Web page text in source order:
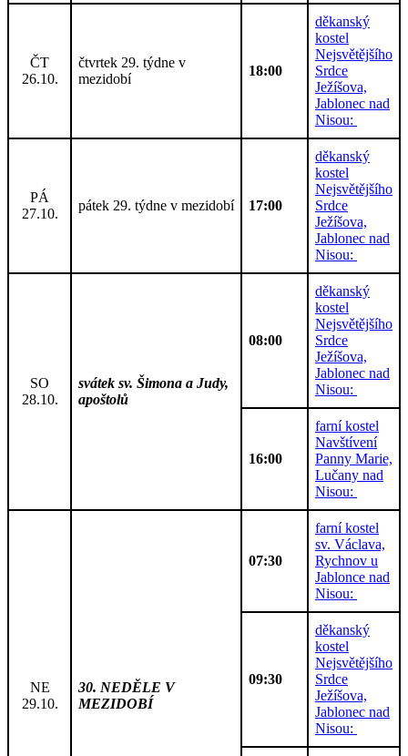
ČT
26.10.
čtvrtek 29. týdne v
mezidobí
18:00
děkanský
kostel
Nejsvětějšího
Srdce
Ježíšova,
Jablonec nad
Nisou:
PÁ
27.10.
pátek 29. týdne v mezidobí 17:00
děkanský
kostel
Nejsvětějšího
Srdce
Ježíšova,
Jablonec nad
Nisou:
SO
28.10.
svátek sv. Šimona a Judy,
apoštolů
08:00
děkanský
kostel
Nejsvětějšího
Srdce
Ježíšova,
Jablonec nad
Nisou:
16:00
farní kostel
Navštívení
Panny Marie,
Lučany nad
Nisou:
NE
29.10.
30. NEDĚLE V
MEZIDOBÍ
07:30
farní kostel
sv. Václava,
Rychnov u
Jablonce nad
Nisou:
09:30
děkanský
kostel
Nejsvětějšího
Srdce
Ježíšova,
Jablonec nad
Nisou: